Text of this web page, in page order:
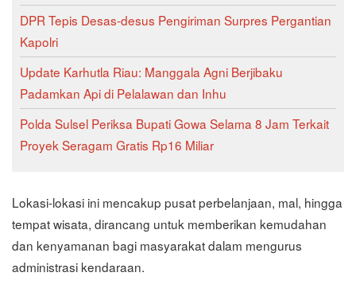
DPR Tepis Desas-desus Pengiriman Surpres Pergantian
Kapolri
Update Karhutla Riau: Manggala Agni Berjibaku
Padamkan Api di Pelalawan dan Inhu
Polda Sulsel Periksa Bupati Gowa Selama 8 Jam Terkait
Proyek Seragam Gratis Rp16 Miliar
Lokasi-lokasi ini mencakup pusat perbelanjaan, mal, hingga
tempat wisata, dirancang untuk memberikan kemudahan
dan kenyamanan bagi masyarakat dalam mengurus
administrasi kendaraan.